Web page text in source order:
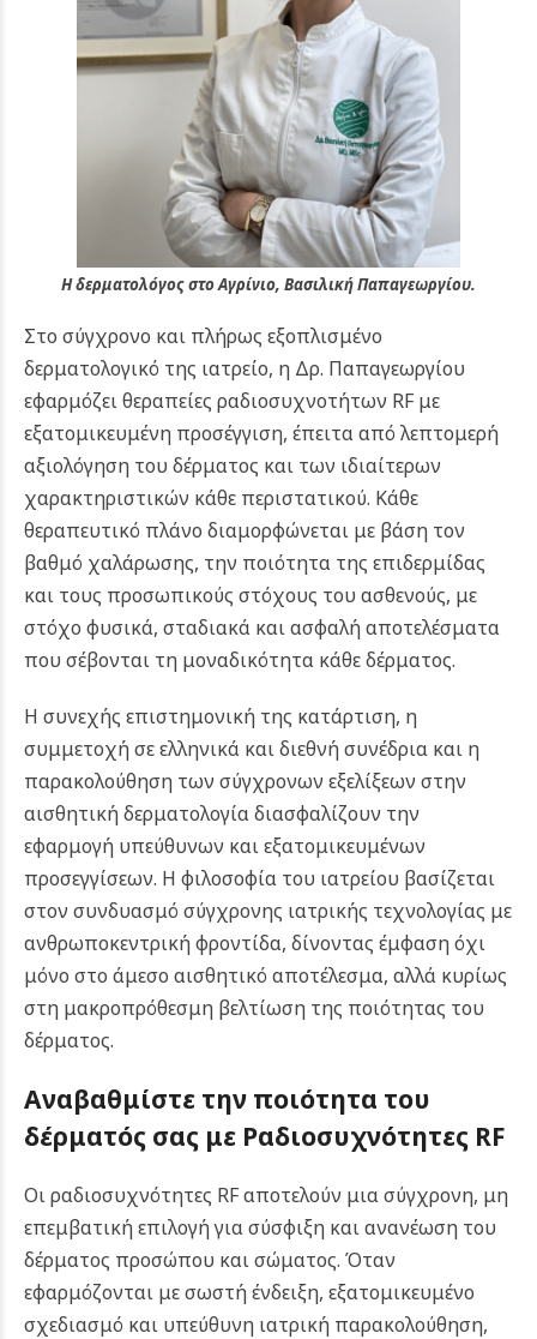
Η δερματολόγος στο Αγρίνιο, Βασιλική Παπαγεωργίου.
Στο σύγχρονο και πλήρως εξοπλισμένο
δερματολογικό της ιατρείο, η Δρ. Παπαγεωργίου
εφαρμόζει θεραπείες ραδιοσυχνοτήτων RF με
εξατομικευμένη προσέγγιση, έπειτα από λεπτομερή
αξιολόγηση του δέρματος και των ιδιαίτερων
χαρακτηριστικών κάθε περιστατικού. Κάθε
θεραπευτικό πλάνο διαμορφώνεται με βάση τον
βαθμό χαλάρωσης, την ποιότητα της επιδερμίδας
και τους προσωπικούς στόχους του ασθενούς, με
στόχο φυσικά, σταδιακά και ασφαλή αποτελέσματα
που σέβονται τη μοναδικότητα κάθε δέρματος.
Η συνεχής επιστημονική της κατάρτιση, η
συμμετοχή σε ελληνικά και διεθνή συνέδρια και η
παρακολούθηση των σύγχρονων εξελίξεων στην
αισθητική δερματολογία διασφαλίζουν την
εφαρμογή υπεύθυνων και εξατομικευμένων
προσεγγίσεων. Η φιλοσοφία του ιατρείου βασίζεται
στον συνδυασμό σύγχρονης ιατρικής τεχνολογίας με
ανθρωποκεντρική φροντίδα, δίνοντας έμφαση όχι
μόνο στο άμεσο αισθητικό αποτέλεσμα, αλλά κυρίως
στη μακροπρόθεσμη βελτίωση της ποιότητας του
δέρματος.
Αναβαθμίστε την ποιότητα του
δέρματός σας με Ραδιοσυχνότητες RF
Οι ραδιοσυχνότητες RF αποτελούν μια σύγχρονη, μη
επεμβατική επιλογή για σύσφιξη και ανανέωση του
δέρματος προσώπου και σώματος. Όταν
εφαρμόζονται με σωστή ένδειξη, εξατομικευμένο
σχεδιασμό και υπεύθυνη ιατρική παρακολούθηση,